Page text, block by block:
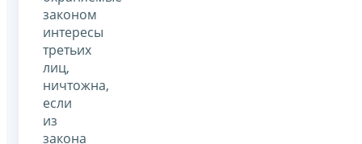
законом
интересы
третьих
лиц,
ничтожна,
если
из
закона